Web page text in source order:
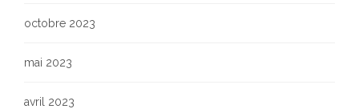
octobre 2023
mai 2023
avril 2023